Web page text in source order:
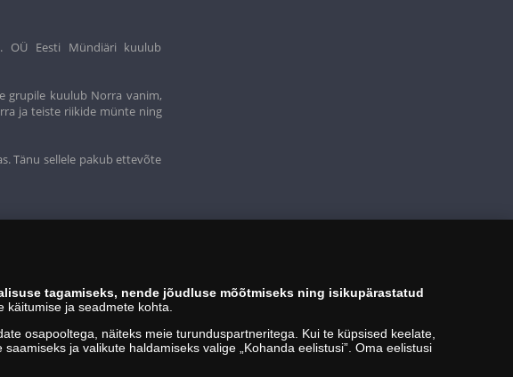
OÜ Eesti Mündiäri kuulub
grupile kuulub Norra vanim,
ja teiste riikide münte ning
Tänu sellele pakub ettevõte
tagamiseks, nende jõudluse mõõtmiseks ning isikupärastatud
ja seadmete kohta.
osapooltega, näiteks meie turunduspartneritega. Kui te küpsised keelate,
ja valikute haldamiseks valige „Kohanda eelistusi”. Oma eelistusi